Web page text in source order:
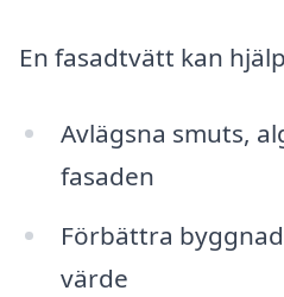
En fasadtvätt kan
Avlägsna smuts,
fasaden
Förbättra
värde